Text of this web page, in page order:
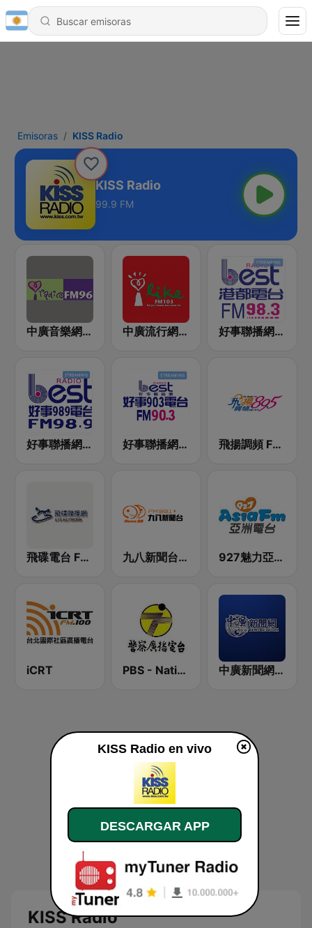
Emisoras KISS Radio
KISS Radio
99.9 FM
中廣音樂網 i Radio FM96.3 中廣流行網 I like radio 好事聯播網 港都983 Best Radio FM98.3
好事聯播網 Best Radio FM98.9 好事聯播網 Best Radio FM90.3 飛揚調頻 FM 89.5
飛碟電台 FM92.1 九八新聞台 News98 FM 98.1 927魅力亞洲 Asia FM 亞洲電台
iCRT PBS - National Transportation 中廣新聞網 BCC News Radio
KISS Radio
KISS Radio en vivo
DESCARGAR APP